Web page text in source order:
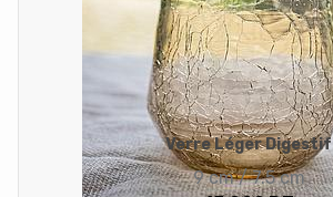
Verre Léger Digestif
9 cm / 7.5 cm